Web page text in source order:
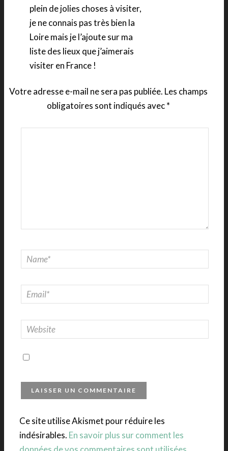
plein de jolies choses à visiter,
je ne connais pas très bien la
Loire mais je l’ajoute sur ma
liste des lieux que j’aimerais
visiter en France !
Votre adresse e-mail ne sera pas publiée. Les champs
obligatoires sont indiqués avec*
Ce site utilise Akismet pour réduire les
indésirables. En savoir plus sur comment les